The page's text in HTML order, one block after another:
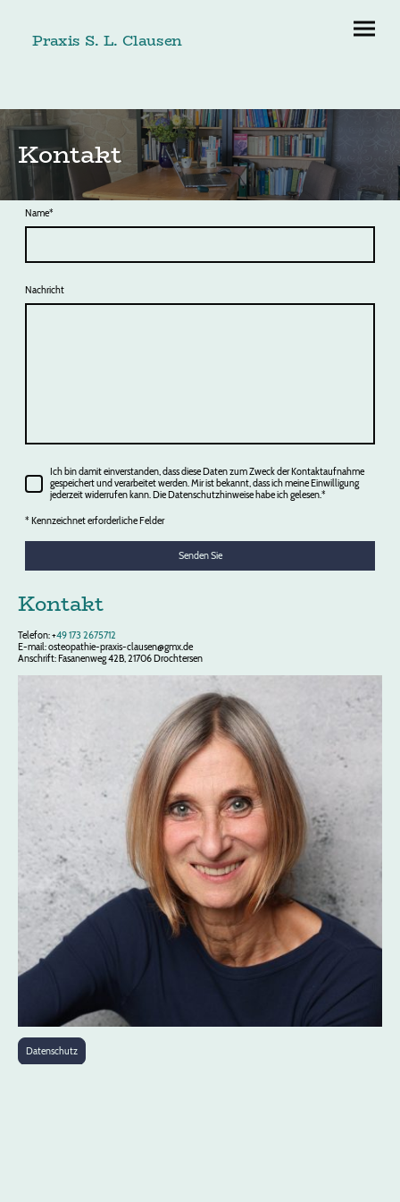
Praxis S. L. Clausen
Kontakt
Name*
Nachricht
Ich bin damit einverstanden, dass diese Daten zum Zweck der Kontaktaufnahme
gespeichert und verarbeitet werden. Mir ist bekannt, dass ich meine Einwilligung
jederzeit widerrufen kann. Die Datenschutzhinweise habe ich gelesen.*
* Kennzeichnet erforderliche Felder
Senden Sie
Kontakt
Telefon: +49 173 2675712
E-mail: osteopathie-praxis-clausen@gmx.de
Anschrift: Fasanenweg 42B, 21706 Drochtersen
Datenschutz